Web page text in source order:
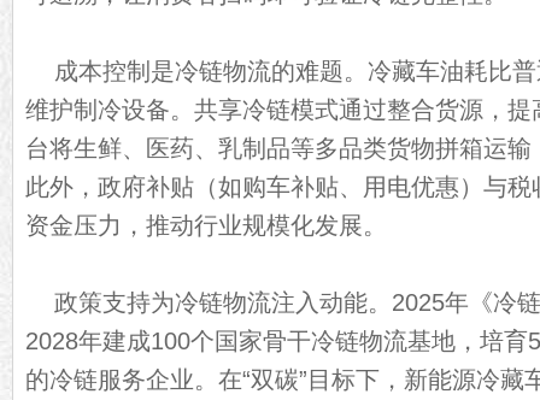
成本控制是冷链物流的难题。冷藏车油耗比
维护制冷设备。共享冷链模式通过整合货源，
台将生鲜、医药、乳制品等多品类货物拼箱运
此外，政府补贴（如购车补贴、用电优惠）与
资金压力，推动行业规模化发展。
政策支持为冷链物流注入动能。2025年《冷
2028年建成100个国家骨干冷链物流基地，培育
的冷链服务企业。在“双碳”目标下，新能源冷藏